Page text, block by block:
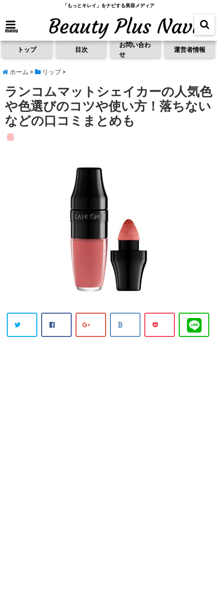
「もっとキレイ」をナビする美容メディア
menu
トップ 目次
お問い合わ
せ
運営者情報
ホーム > リップ>
ランコムマットシェイカーの人気色
や色選びのコツや使い方！落ちない
などの口コミまとめも